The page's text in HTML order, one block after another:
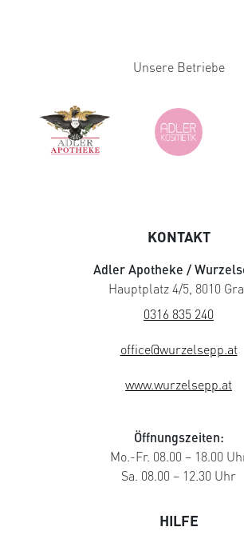
Unsere Betriebe
KONTAKT
Adler Apotheke /
Hauptplatz 4/5, 8010
0316 835 240
office@wurzelsepp.at
www.wurzelsepp.at
Öffnungszeiten:
Mo.-Fr. 08.00 – 18.00
Sa. 08.00 – 12.30 Uhr
HILFE